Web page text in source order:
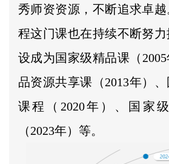
秀师资资源，不断追求卓
程这门课也在持续不断努
设成为国家级精品课（
品资源共享课（2013年）
课程（2020年）、国家
（2023年）等。